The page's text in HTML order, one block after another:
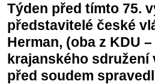
Týden před tímto 75.
představitelé české
Herman, (oba z KDU
krajanského sdružení
před soudem